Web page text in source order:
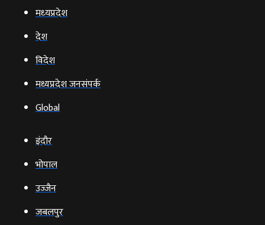
मध्‍यप्रदेश
देश
विदेश
मध्यप्रदेश जनसंपर्क
Global
इंदौर
भोपाल
उज्‍जैन
जबलपुर